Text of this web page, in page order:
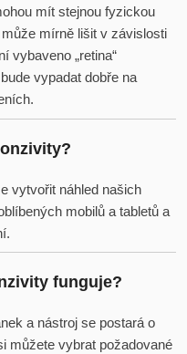
mít stejnou fyzickou
mírně lišit v závislosti
vybaveno „retina“
vypadat dobře na
vytvořit náhled našich
mobilů a tabletů a
funguje?
a nástroj se postará o
můžete vybrat požadované